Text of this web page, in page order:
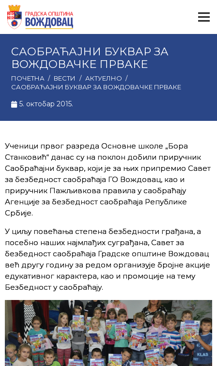
САОБРАЋАЈНИ БУКВАР ЗА
ВОЖДОВАЧКЕ ПРВАКЕ
ПОЧЕТНА / ВЕСТИ / АКТУЕЛНО /
САОБРАЋАЈНИ БУКВАР ЗА ВОЖДОВАЧКЕ ПРВАКЕ
5. октобар 2015.
Ученици првог разреда Основне школе „Бора
Станковић“ данас су на поклон добили приручник
Саобраћајни буквар, који је за њих припремио Савет
за безбедност саобраћаја ГО Вождовац, као и
приручник Пажљивкова правила у саобраћају
Агенције за безбедност саобраћаја Републике
Србије.
У циљу повећања степена безбедности грађана, а
посебно наших најмлађих суграђана, Савет за
безбедност саобраћаја Градске општине Вождовац
већ другу годину за редом организује бројне акције
едукативног карактера, као и промоције на тему
Безбедност у саобраћају.